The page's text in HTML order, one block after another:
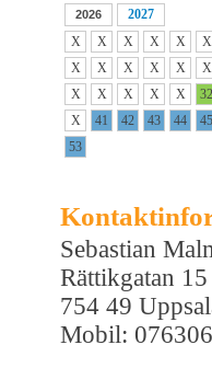
2026
2027
X
X X X X X
X
X X X X X
X
X X X X 32
X
41 42 43 44 45
53
Sebastian
Rättikgatan 15
754 49
Mobil: